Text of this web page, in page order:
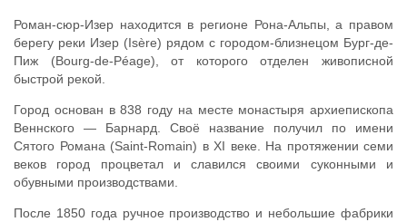
Роман-сюр-Изер находится в регионе Рона-Альпы, а правом
берегу реки Изер (Isère) рядом с городом-близнецом Бург-де-
Пиж (Bourg-de-Péage), от которого отделен живописной
быстрой рекой.
Город основан в 838 году на месте монастыря архиепископа
Веннского — Барнард. Своё название получил по имени
Сятого Романа (Saint-Romain) в XI веке. На протяжении семи
веков город процветал и славился своими суконными и
обувными производствами.
После 1850 года ручное производство и небольшие фабрики